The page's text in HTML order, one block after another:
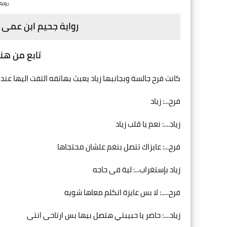
رواية جحيم ابن
تابع من
كانت فرح جالسة وبجانبها زياد يعبث بهاتفه التفت اليها
فرح...: زياد
زياد....: نعم يا قلب زياد
فرح...: عايزاك تتصل بنغم علشان محتجاها
زياد بإستغراب...: لية فى حاجه
فرح.....: لا بس عايزة اتكلم معاها شويه
زياد....: حاضر يا حبيبتي هتصل بيها بس ارتاحى انتى